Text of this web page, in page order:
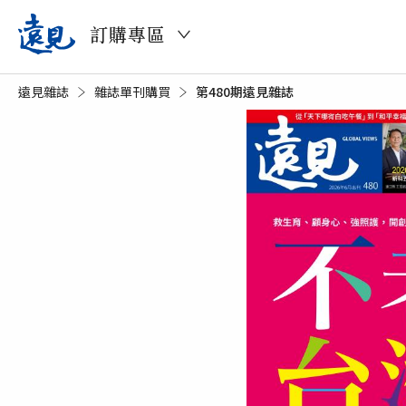
訂購專區
遠見雜誌 雜誌單刊購買 目前頁面：
第480期遠見雜誌